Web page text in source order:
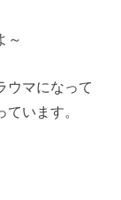
～
ウマになって
います。